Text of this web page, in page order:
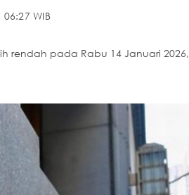
WIB
rendah pada Rabu 14 Januari